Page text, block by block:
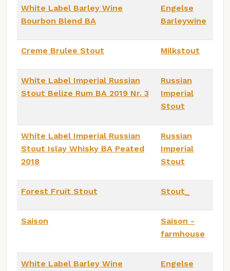
White Label Barley Wine
Bourbon Blend BA
Engelse
Barleywine
Creme Brulee Stout Milkstout
White Label Imperial Russian
Stout Belize Rum BA 2019 Nr. 3
Russian
Imperial
Stout
White Label Imperial Russian
Stout Islay Whisky BA Peated
2018
Russian
Imperial
Stout
Forest Fruit Stout Stout_
Saison
Saison -
farmhouse
White Label Barley Wine Engelse